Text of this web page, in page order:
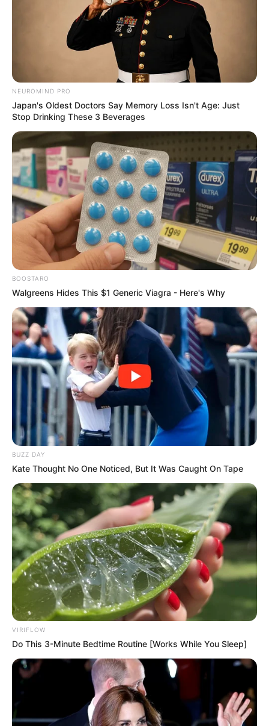
NEUROMIND PRO
Japan's Oldest Doctors Say Memory Loss Isn't Age: Just
Stop Drinking These 3 Beverages
BOOSTARO
Walgreens Hides This $1 Generic Viagra - Here's Why
BUZZ DAY
Kate Thought No One Noticed, But It Was Caught On Tape
VIRIFLOW
Do This 3-Minute Bedtime Routine [Works While You Sleep]